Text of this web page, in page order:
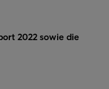
2022 sowie die